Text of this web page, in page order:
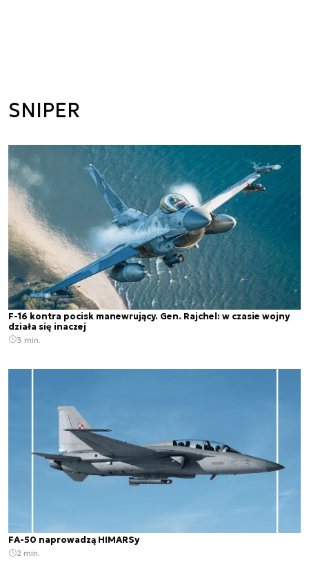
SNIPER
F-16 kontra pocisk manewrujący. Gen. Rajchel: w czasie wojny
działa się inaczej
3 min.
FA-50 naprowadzą HIMARSy
2 min.